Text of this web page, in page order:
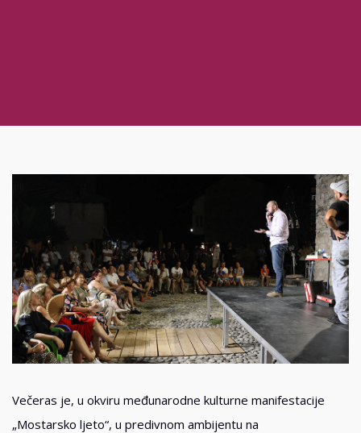
Večeras je, u okviru međunarodne kulturne manifestacije
„Mostarsko ljeto“, u predivnom ambijentu na